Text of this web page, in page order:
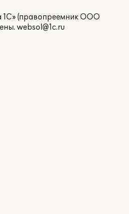
1С» (правопреемник ООО
websol@1c.ru